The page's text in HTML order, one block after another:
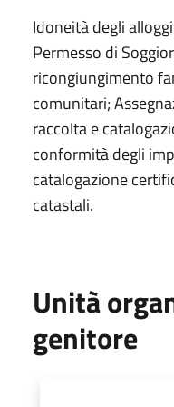
Idoneità degli
Permesso di
ricongiungimento
comunitari;
raccolta e
conformità degli
catalogazione
catastali.
Unità
genitore